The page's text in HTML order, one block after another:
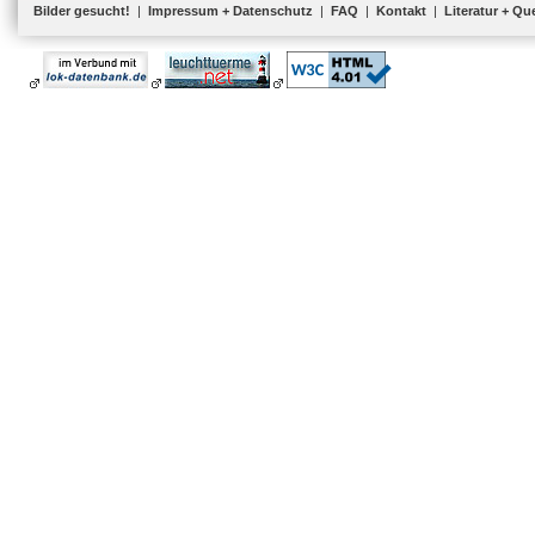
Bilder gesucht! | Impressum + Datenschutz | FAQ | Kontakt | Literatur +